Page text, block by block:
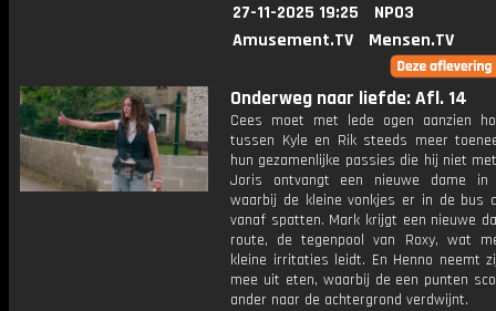
27-11-2025 19:25
NPO3
Amusement.TV
Mensen.TV
Onderweg naar liefde: Afl. 14
Cees moet met lede ogen aanzien
tussen Kyle en Rik steeds meer
hun gezamenlijke passies die hij niet
Joris ontvangt een nieuwe dame in
waarbij de kleine vonkjes er in de bus
vanaf spatten. Mark krijgt een nieuwe
route, de tegenpool van Roxy, wat
kleine irritaties leidt. En Henno neemt
mee uit eten, waarbij de een punten
ander naar de achtergrond verdwijnt.